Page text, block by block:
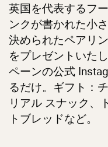
英国を代表するフ
ンクが書かれた小
決められたペアリ
をプレゼントいた
ペーンの公式
るだけ。ギフト：
リアル スナック、
トブレッドなど。